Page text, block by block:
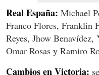
Real España: Michael
Franco Flores, Franklin
Reyes, Jhow
Omar Rosas y Ramiro
Cambios en Victoria: